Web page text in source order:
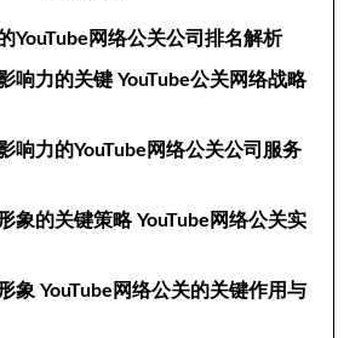
YouTube网络公关公司排名解析
响力的关键 YouTube公关网络战略
响力的YouTube网络公关公司服务
象的关键策略 YouTube网络公关实
象 YouTube网络公关的关键作用与